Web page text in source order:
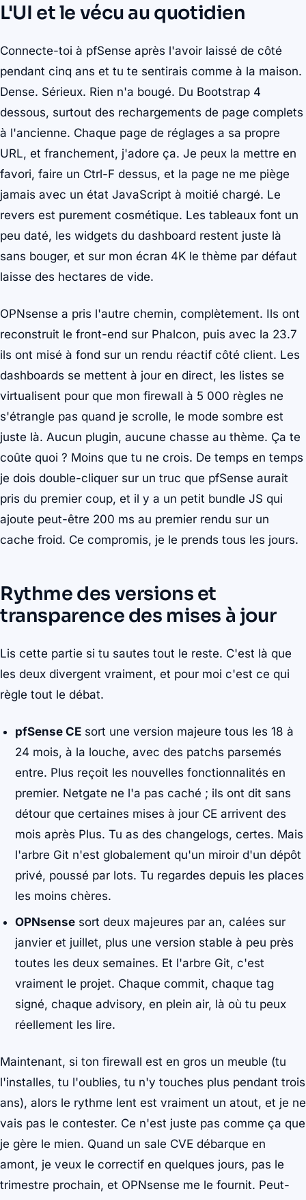
L'UI et le vécu au quotidien
Connecte-toi à pfSense après l'avoir laissé de côté
pendant cinq ans et tu te sentirais comme à la maison.
Dense. Sérieux. Rien n'a bougé. Du Bootstrap 4
dessous, surtout des rechargements de page complets
à l'ancienne. Chaque page de réglages a sa propre
URL, et franchement, j'adore ça. Je peux la mettre en
favori, faire un Ctrl-F dessus, et la page ne me piège
jamais avec un état JavaScript à moitié chargé. Le
revers est purement cosmétique. Les tableaux font un
peu daté, les widgets du dashboard restent juste là
sans bouger, et sur mon écran 4K le thème par défaut
laisse des hectares de vide.
OPNsense a pris l'autre chemin, complètement. Ils ont
reconstruit le front-end sur Phalcon, puis avec la 23.7
ils ont misé à fond sur un rendu réactif côté client. Les
dashboards se mettent à jour en direct, les listes se
virtualisent pour que mon firewall à 5 000 règles ne
s'étrangle pas quand je scrolle, le mode sombre est
juste là. Aucun plugin, aucune chasse au thème. Ça te
coûte quoi ? Moins que tu ne crois. De temps en temps
je dois double-cliquer sur un truc que pfSense aurait
pris du premier coup, et il y a un petit bundle JS qui
ajoute peut-être 200 ms au premier rendu sur un
cache froid. Ce compromis, je le prends tous les jours.
Rythme des versions et
transparence des mises à jour
Lis cette partie si tu sautes tout le reste. C'est là que
les deux divergent vraiment, et pour moi c'est ce qui
règle tout le débat.
pfSense CE sort une version majeure tous les 18 à
24 mois, à la louche, avec des patchs parsemés
entre. Plus reçoit les nouvelles fonctionnalités en
premier. Netgate ne l'a pas caché ; ils ont dit sans
détour que certaines mises à jour CE arrivent des
mois après Plus. Tu as des changelogs, certes. Mais
l'arbre Git n'est globalement qu'un miroir d'un dépôt
privé, poussé par lots. Tu regardes depuis les places
les moins chères.
OPNsense sort deux majeures par an, calées sur
janvier et juillet, plus une version stable à peu près
toutes les deux semaines. Et l'arbre Git, c'est
vraiment le projet. Chaque commit, chaque tag
signé, chaque advisory, en plein air, là où tu peux
réellement les lire.
Maintenant, si ton firewall est en gros un meuble (tu
l'installes, tu l'oublies, tu n'y touches plus pendant trois
ans), alors le rythme lent est vraiment un atout, et je ne
vais pas le contester. Ce n'est juste pas comme ça que
je gère le mien. Quand un sale CVE débarque en
amont, je veux le correctif en quelques jours, pas le
trimestre prochain, et OPNsense me le fournit. Peut-